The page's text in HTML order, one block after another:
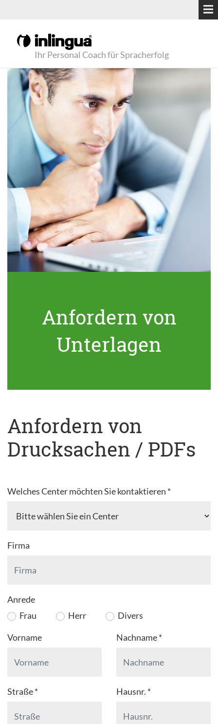
Ihr Personal Coach für Spracherfolg
Anfordern von
Unterlagen
Anfordern von
Drucksachen / PDFs
Welches Center möchten Sie kontaktieren *
Firma
Anrede
Frau
Herr Divers
Vorname Nachname*
Straße* Hausnr. *